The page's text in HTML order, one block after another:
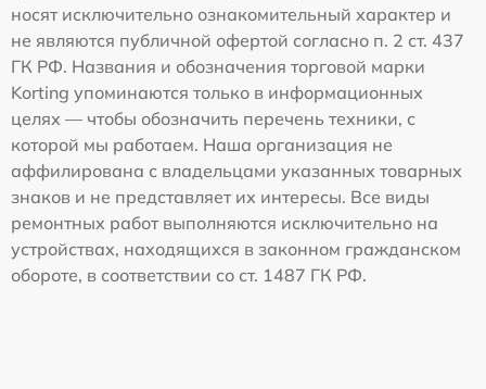
носят исключительно ознакомительный характер и
не являются публичной офертой согласно п. 2 ст. 437
ГК РФ. Названия и обозначения торговой марки
Korting упоминаются только в информационных
целях — чтобы обозначить перечень техники, с
которой мы работаем. Наша организация не
аффилирована с владельцами указанных товарных
знаков и не представляет их интересы. Все виды
ремонтных работ выполняются исключительно на
устройствах, находящихся в законном гражданском
обороте, в соответствии со ст. 1487 ГК РФ.